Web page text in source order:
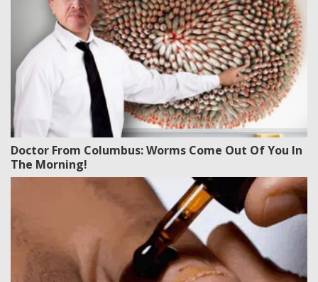
Doctor From Columbus: Worms Come Out Of You In
The Morning!